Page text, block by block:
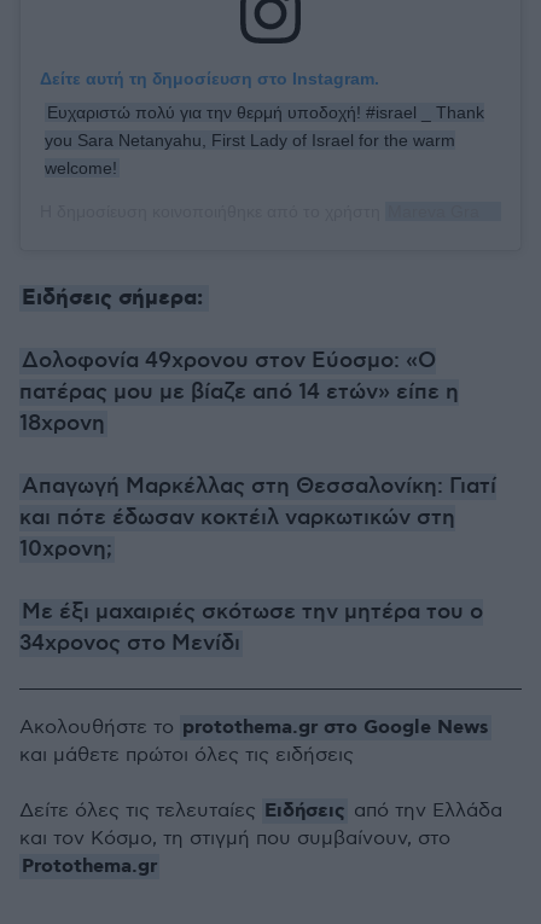
Δείτε αυτή τη δημοσίευση στο Instagram.
Ευχαριστώ πολύ για την θερμή υποδοχή! #israel _ Thank
you Sara Netanyahu, First Lady of Israel for the warm
welcome!
Ειδήσεις σήμερα:
Δολοφονία 49χρονου στον Εύοσμο: «Ο
πατέρας μου με βίαζε από 14 ετών» είπε η
18χρονη
Απαγωγή Μαρκέλλας στη Θεσσαλονίκη: Γιατί
και πότε έδωσαν κοκτέιλ ναρκωτικών στη
10χρονη;
Με έξι μαχαιριές σκότωσε την μητέρα του ο
34χρονος στο Μενίδι
Ακολουθήστε το protothema.gr στο Google News
και μάθετε πρώτοι όλες τις ειδήσεις
Δείτε όλες τις τελευταίες Ειδήσεις από την Ελλάδα
και τον Κόσμο, τη στιγμή που συμβαίνουν, στο
Protothema.gr